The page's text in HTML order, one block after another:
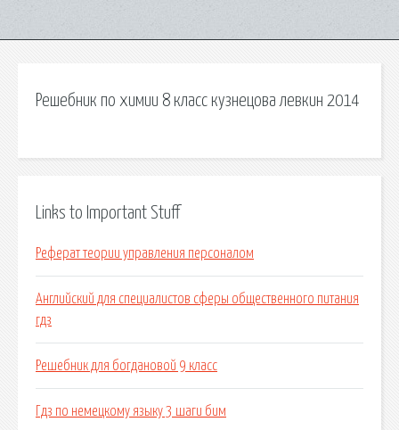
Решебник по химии 8 класс кузнецова левкин 2014
Links to Important Stuff
Реферат теории управления персоналом
Английский для специалистов сферы общественного питания
гдз
Решебник для богдановой 9 класс
Гдз по немецкому языку 3 шаги бим